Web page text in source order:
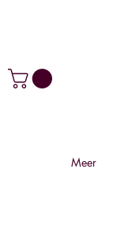
Meer